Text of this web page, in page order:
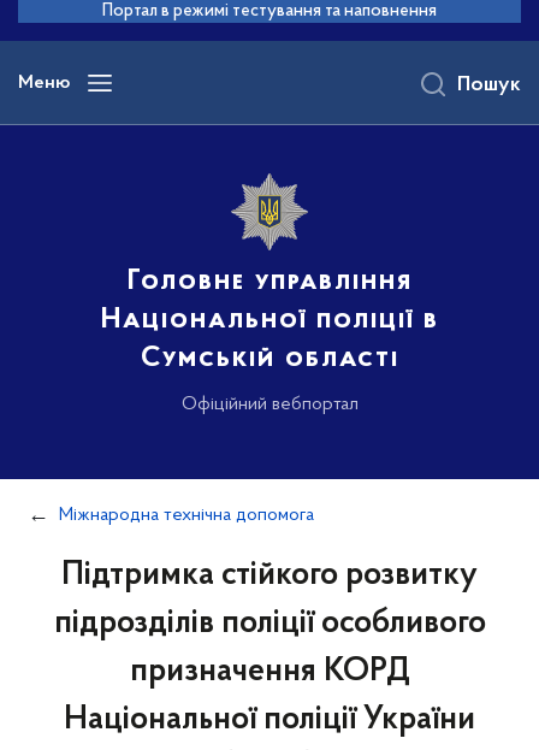
основного
вмісту
Портал в режимі тестування та наповнення
Меню
Головне управління
Національної поліції в
Сумській області
Офіційний вебпортал
Пошук
Міжнародна технічна допомога
Підтримка стійкого розвитку
підрозділів поліції особливого
призначення КОРД
Національної поліції України